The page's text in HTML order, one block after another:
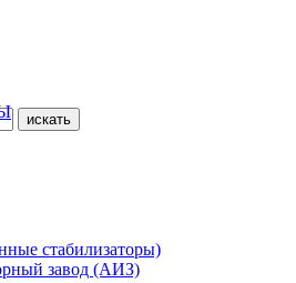
стабилизаторы)
завод (АИЗ)